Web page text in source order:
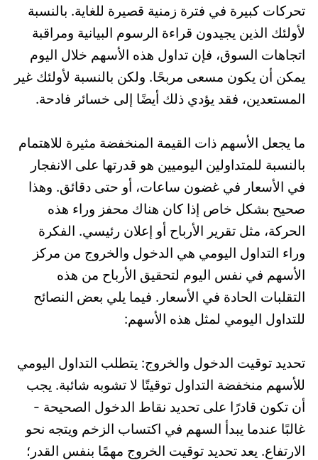
تحركات كبيرة في فترة زمنية قصيرة للغاية. بالنسبة
لأولئك الذين يجيدون قراءة الرسوم البيانية ومراقبة
اتجاهات السوق، فإن تداول هذه الأسهم خلال اليوم
يمكن أن يكون مسعى مربحًا. ولكن بالنسبة لأولئك غير
المستعدين، فقد يؤدي ذلك أيضًا إلى خسائر فادحة.
ما يجعل الأسهم ذات القيمة المنخفضة مثيرة للاهتمام
بالنسبة للمتداولين اليوميين هو قدرتها على الانفجار
في الأسعار في غضون ساعات، أو حتى دقائق. وهذا
صحيح بشكل خاص إذا كان هناك محفز وراء هذه
الحركة، مثل تقرير الأرباح أو إعلان رئيسي. الفكرة
وراء التداول اليومي هي الدخول والخروج من مركز
الأسهم في نفس اليوم لتحقيق الأرباح من هذه
التقلبات الحادة في الأسعار. فيما يلي بعض النصائح
للتداول اليومي لمثل هذه الأسهم:
تحديد توقيت الدخول والخروج: يتطلب التداول اليومي
للأسهم منخفضة التداول توقيتًا لا تشوبه شائبة. يجب
أن تكون قادرًا على تحديد نقاط الدخول الصحيحة -
غالبًا عندما يبدأ السهم في اكتساب الزخم ويتجه نحو
الارتفاع. يعد تحديد توقيت الخروج مهمًا بنفس القدر؛